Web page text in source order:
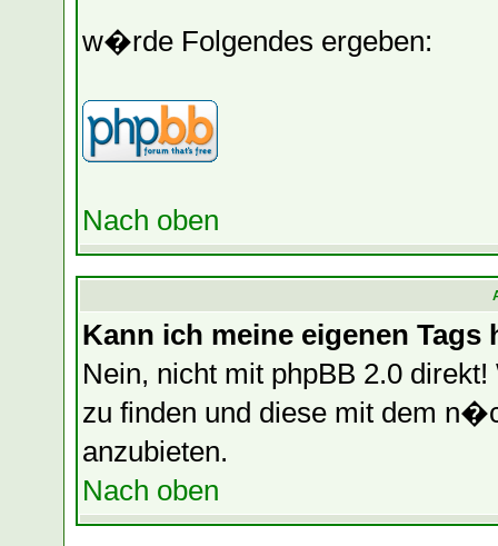
w�rde Folgendes ergeben:
Nach oben
Kann ich meine eigenen
Nein, nicht mit phpBB 2.0
zu finden und diese mit dem
anzubieten.
Nach oben